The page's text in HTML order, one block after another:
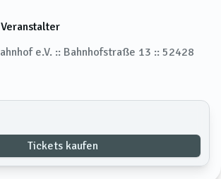
e.V. :: Bahnhofstraße 13 :: 52428
Tickets kaufen